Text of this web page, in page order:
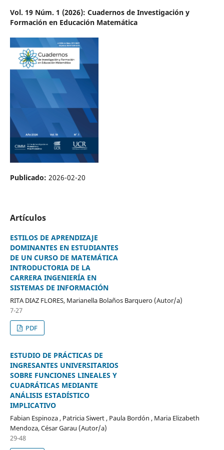
Vol. 19 Núm. 1 (2026): Cuadernos de Investigación y
Formación en Educación Matemática
Publicado: 2026-02-20
Artículos
ESTILOS DE APRENDIZAJE
DOMINANTES EN ESTUDIANTES
DE UN CURSO DE MATEMÁTICA
INTRODUCTORIA DE LA
CARRERA INGENIERÍA EN
SISTEMAS DE INFORMACIÓN
RITA DIAZ FLORES, Marianella Bolaños Barquero (Autor/a)
7-27
PDF
ESTUDIO DE PRÁCTICAS DE
INGRESANTES UNIVERSITARIOS
SOBRE FUNCIONES LINEALES Y
CUADRÁTICAS MEDIANTE
ANÁLISIS ESTADÍSTICO
IMPLICATIVO
Fabian Espinoza , Patricia Siwert , Paula Bordón , Maria Elizabeth
Mendoza, César Garau (Autor/a)
29-48